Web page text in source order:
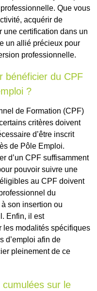
Que vous
acquérir de
une certification dans un
un allié précieux pour
professionnelle.
bénéficier du CPF
?
de Formation (CPF)
critères doivent
d’être inscrit
de Pôle Emploi.
d’un CPF suffisamment
pouvoir suivre une
au CPF doivent
du
son insertion ou
Enfin, il est
les modalités spécifiques
d’emploi afin de
pleinement de ce
cumulées sur le